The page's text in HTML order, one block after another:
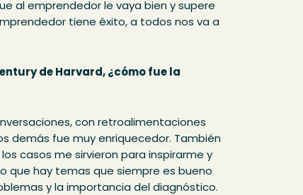
al emprendedor le vaya bien y supere
tiene éxito, a todos nos va a
de Harvard, ¿cómo fue la
con retroalimentaciones
demás fue muy enriquecedor. También
casos me sirvieron para inspirarme y
que hay temas que siempre es bueno
y la importancia del diagnóstico.